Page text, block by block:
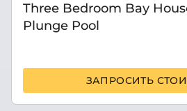
Three Bedroom Bay
Plunge Pool
ЗАПРОСИТЬ